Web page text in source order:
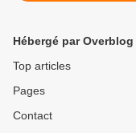
Hébergé par Overblog
Top articles
Pages
Contact